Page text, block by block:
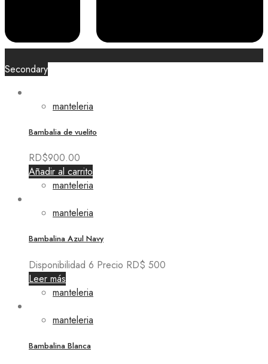
Secondary
manteleria
Bambalia de vuelito
RD$900.00
Añadir al carrito
manteleria
manteleria
Bambalina Azul Navy
Disponibilidad 6 Precio RD$ 500
Leer más
manteleria
manteleria
Bambalina Blanca